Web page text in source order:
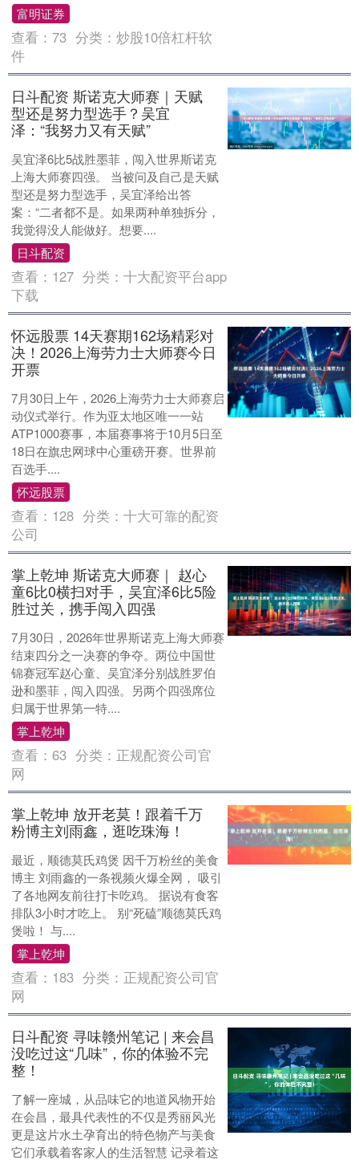
富明证券
查看：73 分类：炒股10倍杠杆软
件
日斗配资 斯诺克大师赛｜天赋
型还是努力型选手？吴宜
泽：“我努力又有天赋”
吴宜泽6比5战胜墨菲，闯入世界斯诺克
上海大师赛四强。 当被问及自己是天赋
型还是努力型选手，吴宜泽给出答
案：“二者都不是。如果两种单独拆分，
我觉得没人能做好。想要....
日斗配资
查看： 127 分类：十大配资平台app
下载
怀远股票 14天赛期162场精彩对
决！2026上海劳力士大师赛今日
开票
7月30日上午，2026上海劳力士大师赛启
动仪式举行。作为亚太地区唯一一站
ATP1000赛事，本届赛事将于10月5日至
18日在旗忠网球中心重磅开赛。世界前
百选手....
怀远股票
查看： 128 分类：十大可靠的配资
公司
掌上乾坤 斯诺克大师赛｜ 赵心
童6比0横扫对手，吴宜泽6比5险
胜过关，携手闯入四强
7月30日，2026年世界斯诺克上海大师赛
结束四分之一决赛的争夺。两位中国世
锦赛冠军赵心童、吴宜泽分别战胜罗伯
逊和墨菲，闯入四强。另两个四强席位
归属于世界第一特....
掌上乾坤
查看：63 分类： 正规配资公司官
网
掌上乾坤 放开老莫！跟着千万
粉博主刘雨鑫，逛吃珠海！
最近，顺德莫氏鸡煲 因千万粉丝的美食
博主 刘雨鑫的一条视频火爆全网， 吸引
了各地网友前往打卡吃鸡。 据说有食客
排队3小时才吃上。 别“死磕”顺德莫氏鸡
煲啦！ 与....
掌上乾坤
查看： 183 分类： 正规配资公司官
网
日斗配资 寻味赣州笔记 | 来会昌
没吃过这“几味”，你的体验不完
整！
了解一座城，从品味它的地道风物开始
在会昌，最具代表性的不仅是秀丽风光
更是这片水土孕育出的特色物产与美食
它们承载着客家人的生活智慧 记录着这